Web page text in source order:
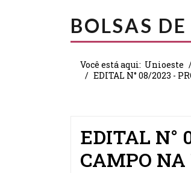
BOLSAS
Você está aqui: Unioeste
EDITAL N° 08/2023 -
EDITAL N°
CAMPO NA